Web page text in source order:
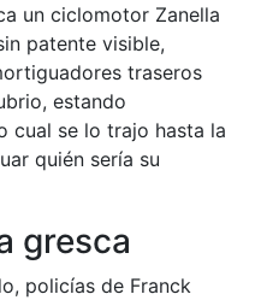
un ciclomotor Zanella
patente visible,
traseros
estando
cual se lo trajo hasta la
quién sería su
gresca
policías de Franck